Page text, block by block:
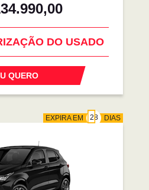
DO USADO
QUERO
EXPIRA EM DIAS